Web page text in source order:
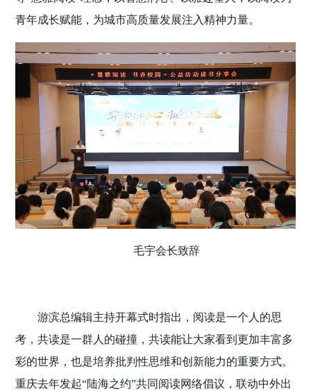
青年成长赋能，为城市高质量发展注入精神力量。
毛宇会长致辞
游滨总编辑主持开幕式时指出，阅读是一个人的思
考，共读是一群人的碰撞，共读能让大家看到更加丰富多
彩的世界，也是培养批判性思维和创新能力的重要方式。
重庆去年发起“陆海之约”共同阅读网络倡议，联动中外出